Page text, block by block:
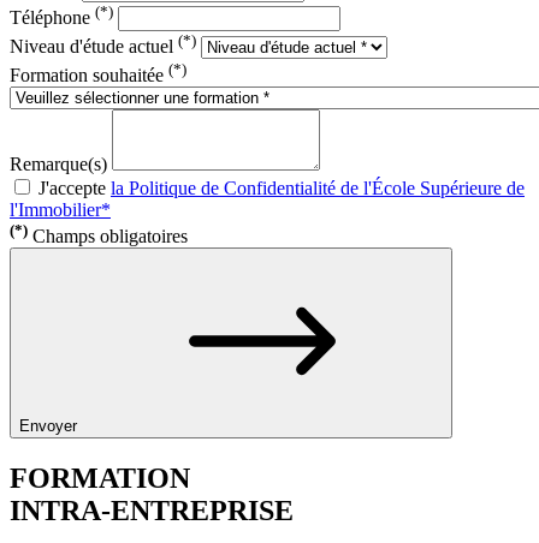
Téléphone (*)
Niveau d'étude actuel (*)
Formation souhaitée (*)
Remarque(s)
J'accepte la Politique de Confidentialité de l'École Supérieure de
l'Immobilier*
(*) Champs obligatoires
Envoyer
FORMATION
INTRA-ENTREPRISE